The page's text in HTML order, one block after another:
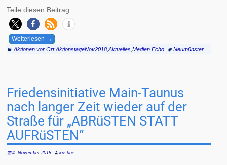
Teile diesen Beitrag
Weiterlesen →
Aktionen vor Ort,AktionstageNov2018, Aktuelles, Medien Echo Neumünster
Friedensinitiative Main-Taunus
nach langer Zeit wieder auf der
Straße für „ABRüSTEN STATT
AUFRüSTEN“
4. November 2018 kristine